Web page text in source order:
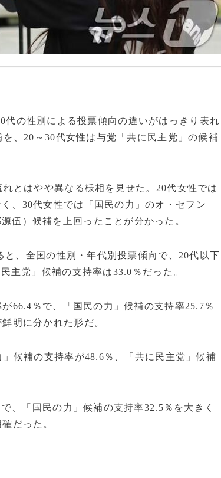
代の性別による投票傾向の違いがはっきり表れ
、20～30代女性は与党「共に民主党」の候補
とはやや異なる様相を見せた。20代女性では
、30代女性では「国民の力」のオ・セフン
伍）候補を上回ったことが分かった。
、全国の性別・年代別投票傾向で、20代以下
主党」候補の支持率は33.0％だった。
66.4％で、「国民の力」候補の支持率25.7％
明に分かれた形だ。
候補の支持率が48.6％、「共に民主党」候補
、「国民の力」候補の支持率32.5％を大きく
だった。